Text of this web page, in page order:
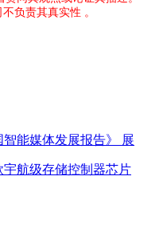
负责其真实性 。
能媒体发展报告》 展
航级存储控制器芯片